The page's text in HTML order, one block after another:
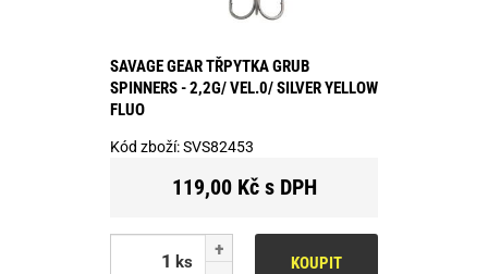
SAVAGE GEAR TŘPYTKA GRUB
SPINNERS - 2,2G/ VEL.0/ SILVER YELLOW
FLUO
Kód zboží:SVS82453
119,00 Kč s DPH
ks KOUPIT